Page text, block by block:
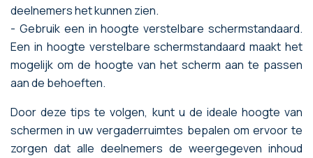
deelnemers het kunnen zien.
- Gebruik een in hoogte verstelbare schermstandaard.
Een in hoogte verstelbare schermstandaard maakt het
mogelijk om de hoogte van het scherm aan te passen
aan de behoeften.
Door deze tips te volgen, kunt u de ideale hoogte van
schermen in uw vergaderruimtes bepalen om ervoor te
zorgen dat alle deelnemers de weergegeven inhoud